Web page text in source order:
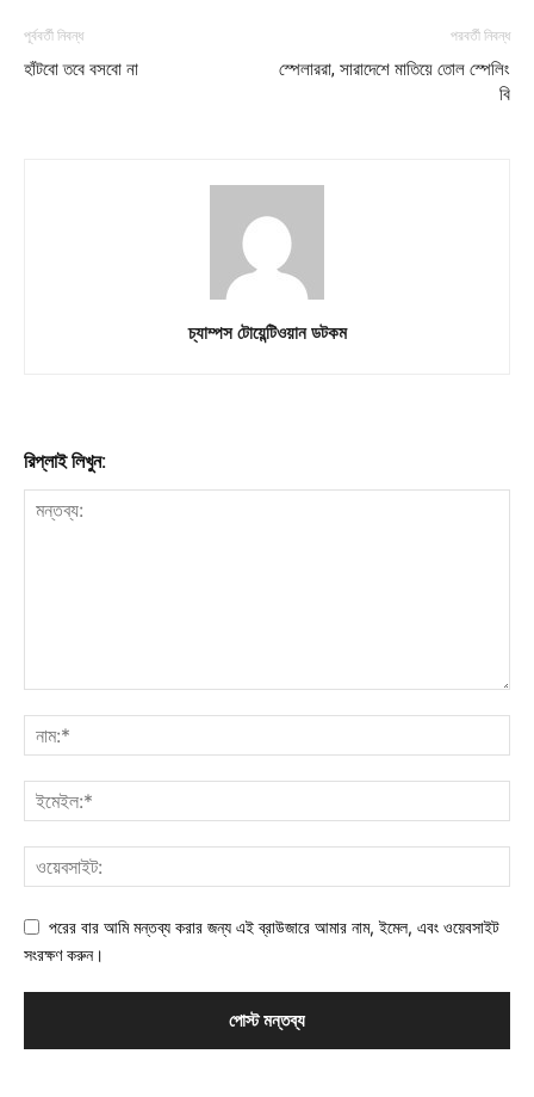
পূর্ববর্তী নিবন্ধ
হাঁটবো তবে বসবো না
পরবর্তী নিবন্ধ
স্পেলাররা, সারাদেশে মাতিয়ে তোল স্পেলিং
বি
চ্যাম্পস টোয়েন্টিওয়ান ডটকম
রিপ্লাই লিখুন:
পরের বার আমি মন্তব্য করার জন্য এই ব্রাউজারে আমার নাম, ইমেল, এবং ওয়েবসাইট
সংরক্ষণ করুন।